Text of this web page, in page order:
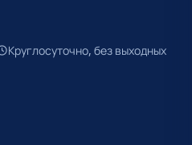
Круглосуточно, без выходных